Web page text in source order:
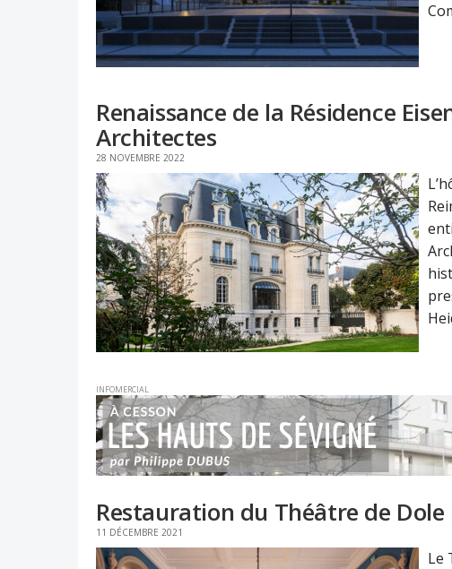
Renaissance de la Résidence
Architectes
28 NOVEMBRE 2022
INFOMERCIAL
Restauration du Théâtre de
11 DÉCEMBRE 2021
Le